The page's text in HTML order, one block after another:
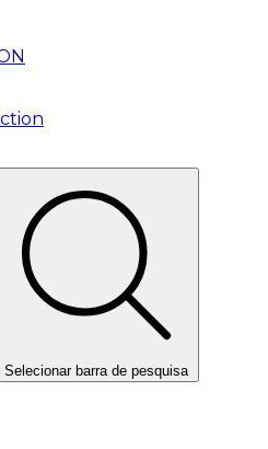
Selecionar barra de pesquisa